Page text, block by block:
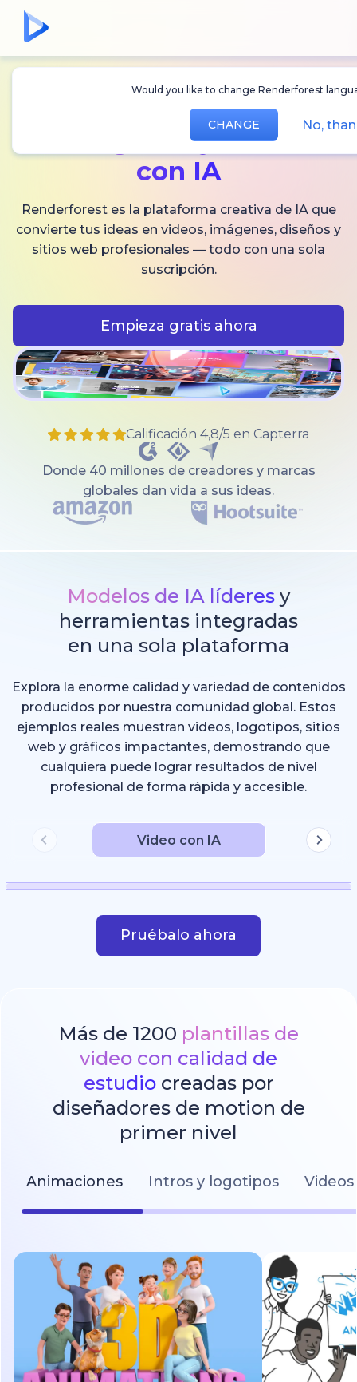
Would you like to change Renderforest
CHANGE No,
videos,
imágenesy audio
con IA
Renderforest es la plataforma creativa de IA que
convierte tus ideas en videos, imágenes, diseños y
sitios web profesionales — todo con una sola
suscripción.
Empieza gratis ahora
Calificación 4,8/5 en Capterra
Donde 40 millones de creadores y marcas
globales dan vida a sus ideas.
Modelos de IA líderes y
herramientas integradas
en una sola plataforma
Explora la enorme calidad y variedad de contenidos
producidos por nuestra comunidad global. Estos
ejemplos reales muestran videos, logotipos, sitios
web y gráficos impactantes, demostrando que
cualquiera puede lograr resultados de nivel
profesional de forma rápida y accesible.
Video con IA
Pruébalo ahora
Más de 1200 plantillas de
video con calidad de
estudiocreadas por
diseñadores de motion de
primer nivel
Animaciones Intros y logotipos